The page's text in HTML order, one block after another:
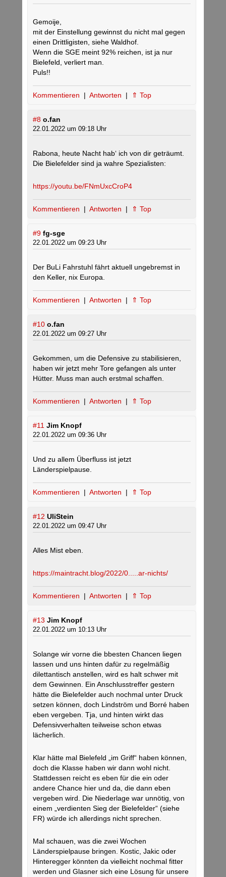
Gemoije,
mit der Einstellung gewinnst du nicht mal gegen
einen Drittligisten, siehe Waldhof.
Wenn die SGE meint 92% reichen, ist ja nur
Bielefeld, verliert man.
Puls!!
Kommentieren | Antworten | ⇑ Top
#8 o.fan
22.01.2022 um 09:18 Uhr
Rabona, heute Nacht hab‘ ich von dir geträumt.
Die Bielefelder sind ja wahre Spezialisten:
https://youtu.be/FNmUxcCroP4
Kommentieren | Antworten | ⇑ Top
#9 fg-sge
22.01.2022 um 09:23 Uhr
Der BuLi Fahrstuhl fährt aktuell ungebremst in
den Keller, nix Europa.
Kommentieren | Antworten | ⇑ Top
#10 o.fan
22.01.2022 um 09:27 Uhr
Gekommen, um die Defensive zu stabilisieren,
haben wir jetzt mehr Tore gefangen als unter
Hütter. Muss man auch erstmal schaffen.
Kommentieren | Antworten | ⇑ Top
#11 Jim Knopf
22.01.2022 um 09:36 Uhr
Und zu allem Überfluss ist jetzt
Länderspielpause.
Kommentieren | Antworten | ⇑ Top
#12 UliStein
22.01.2022 um 09:47 Uhr
Alles Mist eben.
https://maintracht.blog/2022/0.....ar-nichts/
Kommentieren | Antworten | ⇑ Top
#13 Jim Knopf
22.01.2022 um 10:13 Uhr
Solange wir vorne die bbesten Chancen liegen
lassen und uns hinten dafür zu regelmäßig
dilettantisch anstellen, wird es halt schwer mit
dem Gewinnen. Ein Anschlusstreffer gestern
hätte die Bielefelder auch nochmal unter Druck
setzen können, doch Lindström und Borré haben
eben vergeben. Tja, und hinten wirkt das
Defensivverhalten teilweise schon etwas
lächerlich.
Klar hätte mal Bielefeld „im Griff“ haben können,
doch die Klasse haben wir dann wohl nicht.
Stattdessen reicht es eben für die ein oder
andere Chance hier und da, die dann eben
vergeben wird. Die Niederlage war unnötig, von
einem „verdienten Sieg der Bielefelder“ (siehe
FR) würde ich allerdings nicht sprechen.
Mal schauen, was die zwei Wochen
Länderspielpause bringen. Kostic, Jakic oder
Hinteregger könnten da vielleicht nochmal fitter
werden und Glasner sich eine Lösung für unsere